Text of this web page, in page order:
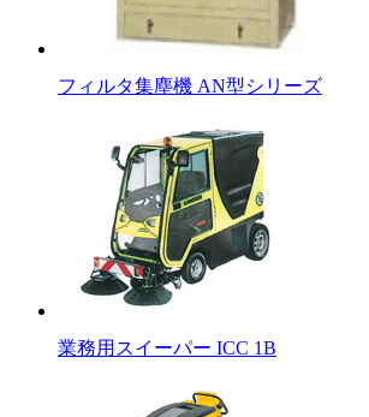
フィルタ集塵機 AN型シリーズ
業務用スイーパー ICC 1B